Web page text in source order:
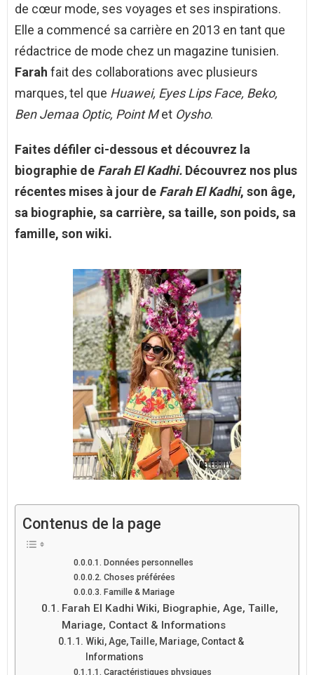
de cœur mode, ses voyages et ses inspirations.
Elle a commencé sa carrière en 2013 en tant que
rédactrice de mode chez un magazine tunisien.
Farah fait des collaborations avec plusieurs
marques, tel que Huawei, Eyes Lips Face, Beko,
Ben Jemaa Optic, Point Met Oysho.
Faites défiler ci-dessous et découvrez la
biographie de Farah El Kadhi. Découvrez nos plus
récentes mises à jour de Farah El Kadhi, son âge,
sa biographie, sa carrière, sa taille, son poids, sa
famille, son wiki.
Contenus de la page
Données personnelles
Choses préférées
Famille & Mariage
Farah El Kadhi Wiki, Biographie, Age, Taille,
Mariage, Contact & Informations
Wiki, Age, Taille, Mariage, Contact &
Informations
Caractéristiques physiques